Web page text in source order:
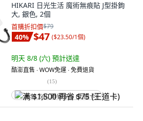
HIKARI 日光生活 魔術無痕貼 J型掛鉤
大, 銀色, 2個
首購折扣價$79
40% $47 ($23.50/1個)
明天 8/8 (六) 預計送達
酷澎直售 ∙ WOW免運 ∙ 免費退貨
(15)
满 $1,500 再省 $75 (王道卡)